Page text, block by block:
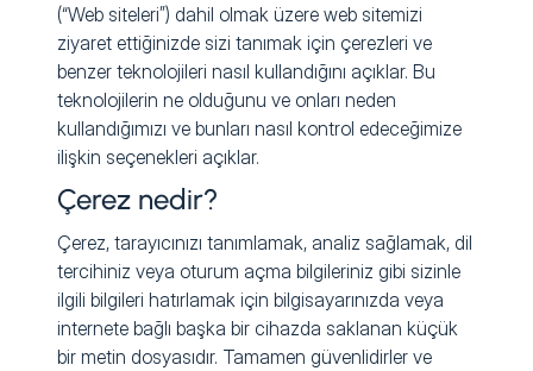
(“Web siteleri”) dahil olmak üzere web sitemizi
ziyaret ettiğinizde sizi tanımak için çerezleri ve
benzer teknolojileri nasıl kullandığını açıklar. Bu
teknolojilerin ne olduğunu ve onları neden
kullandığımızı ve bunları nasıl kontrol edeceğimize
ilişkin seçenekleri açıklar.
Çerez nedir?
Çerez, tarayıcınızı tanımlamak, analiz sağlamak, dil
tercihiniz veya oturum açma bilgileriniz gibi sizinle
ilgili bilgileri hatırlamak için bilgisayarınızda veya
internete bağlı başka bir cihazda saklanan küçük
bir metin dosyasıdır. Tamamen güvenlidirler ve